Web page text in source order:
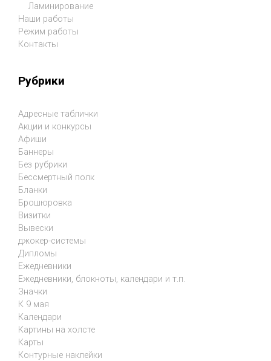
Ламинирование
Наши работы
Режим работы
Контакты
Рубрики
Адресные таблички
Акции и конкурсы
Афиши
Баннеры
Без рубрики
Бессмертный полк
Бланки
Брошюровка
Визитки
Вывески
джокер-системы
Дипломы
Ежедневники
Ежедневники, блокноты, календари и т.п.
Значки
К 9 мая
Календари
Картины на холсте
Карты
Контурные наклейки